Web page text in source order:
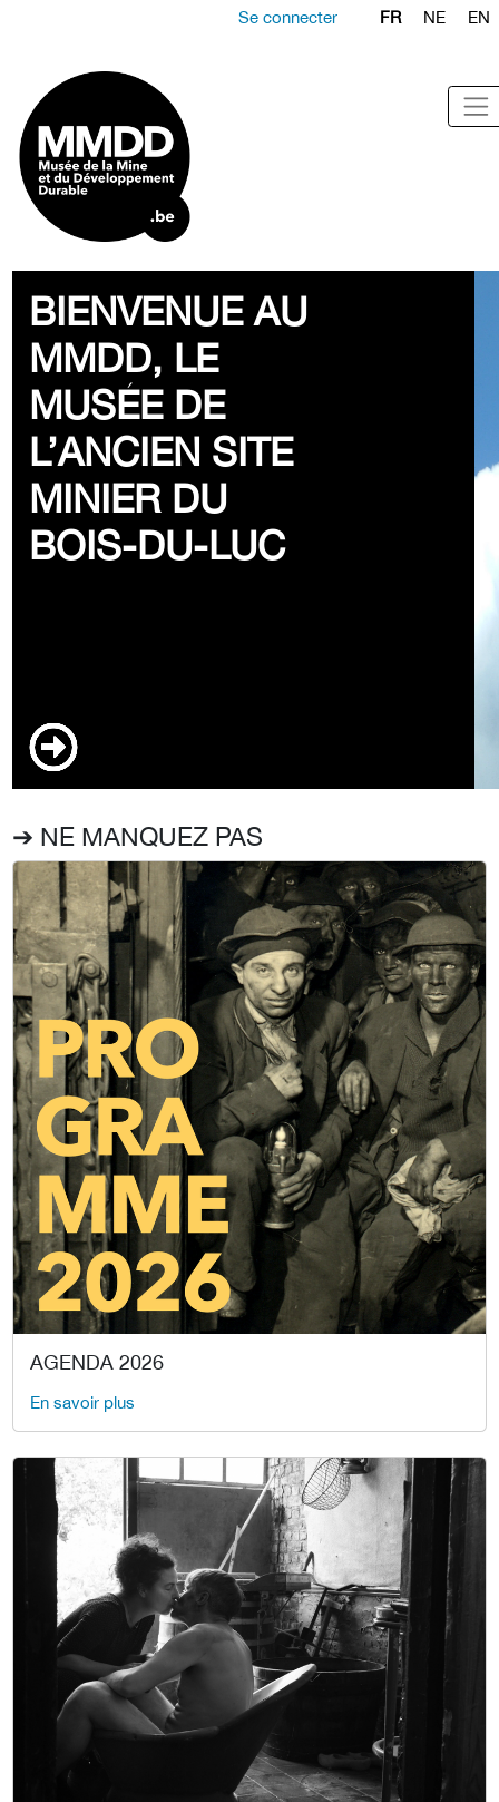
Se connecter FR NE EN
BIENVENUE AU
MMDD, LE
MUSÉE DE
L’ANCIEN SITE
MINIER DU
BOIS-DU-LUC
➔ NE MANQUEZ PAS
AGENDA 2026
En savoir plus